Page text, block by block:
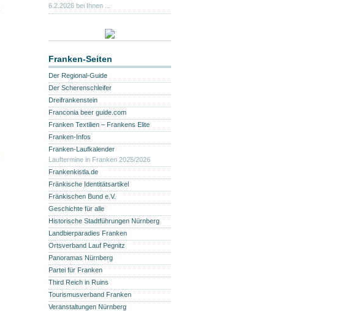
6.2.2026 bei Ihnen ...
Franken-Seiten
Der Regional-Guide
Der Scherenschleifer
Dreifrankenstein
Franconia beer guide.com
Franken Textilien – Frankens Elite
Franken-Infos
Franken-Laufkalender
Lauftermine in Franken 2025/2026
Frankenkistla.de
Fränkische Identitätsartikel
Fränkischen Bund e.V.
Geschichte für alle
Historische Stadtführungen Nürnberg
Landbierparadies Franken
Ortsverband Lauf Pegnitz
Panoramas Nürnberg
Partei für Franken
Third Reich in Ruins
Tourismusverband Franken
Veranstaltungen Nürnberg